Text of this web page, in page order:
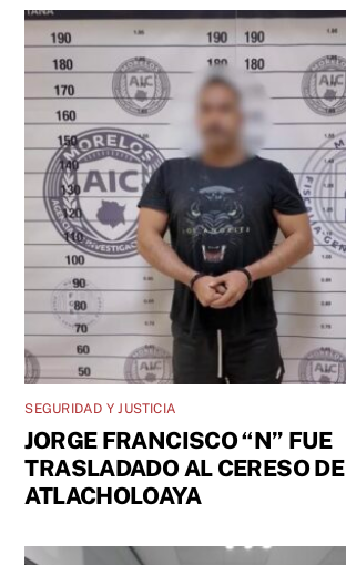
SEGURIDAD Y JUSTICIA
JORGE FRANCISCO “N” FUE
TRASLADADO AL CERESO DE
ATLACHOLOAYA